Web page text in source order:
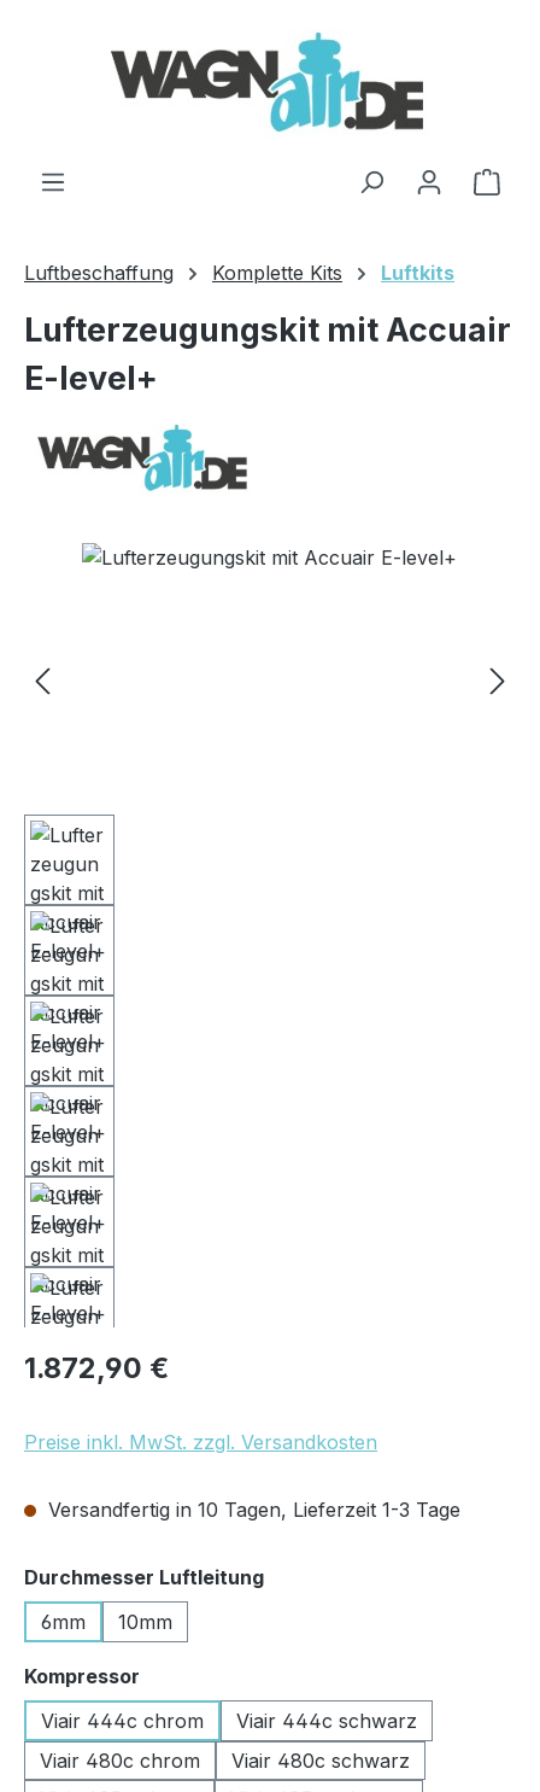
Luftbeschaffung Komplette Kits Luftkits
Lufterzeugungskit mit Accuair
E-level+
Bildergalerie überspringen
Regulärer Preis:
1.872,90 €
Preise inkl. MwSt. zzgl. Versandkosten
Versandfertig in 10 Tagen, Lieferzeit 1-3 Tage
Durchmesser Luftleitungauswählen
6mm
10mm
Kompressor
Viair 444c chrom
Viair 444c schwarz
Viair 480c chrom
Viair 480c schwarz